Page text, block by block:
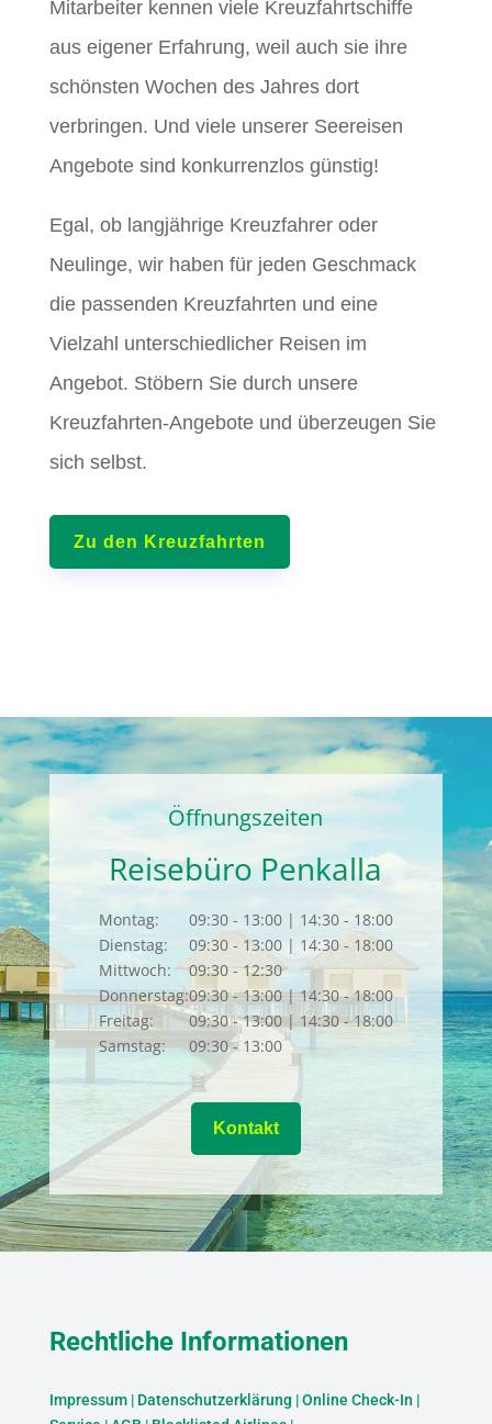
Mitarbeiter kennen viele Kreuzfahrtschiffe
aus eigener Erfahrung, weil auch sie ihre
schönsten Wochen des Jahres dort
verbringen. Und viele unserer Seereisen
Angebote sind konkurrenzlos günstig!
Egal, ob langjährige Kreuzfahrer oder
Neulinge, wir haben für jeden Geschmack
die passenden Kreuzfahrten und eine
Vielzahl unterschiedlicher Reisen im
Angebot. Stöbern Sie durch unsere
Kreuzfahrten-Angebote und überzeugen Sie
sich selbst.
Zu den Kreuzfahrten
Öffnungszeiten
Reisebüro Penkalla
Montag:
Dienstag:
Mittwoch:
Donnerstag:
Freitag:
Samstag:
09:30 - 13:00 | 14:30 - 18:00
09:30 - 13:00 | 14:30 - 18:00
09:30 - 12:30
09:30 - 13:00 | 14:30 - 18:00
09:30 - 13:00 | 14:30 - 18:00
09:30 - 13:00
Kontakt
Rechtliche Informationen
Impressum| Datenschutzerklärung |Online Check-In |